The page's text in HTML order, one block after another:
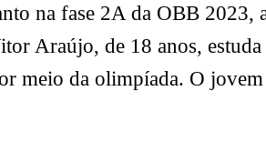
na fase 2A da OBB 2023,
Araújo, de 18 anos, estuda
meio da olimpíada. O